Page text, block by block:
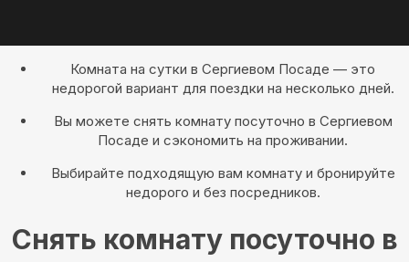
Комната на сутки в Сергиевом Посаде — это
недорогой вариант для поездки на несколько дней.
Вы можете снять комнату посуточно в Сергиевом
Посаде и сэкономить на проживании.
Выбирайте подходящую вам комнату и бронируйте
недорого и без посредников.
Снять комнату посуточно в